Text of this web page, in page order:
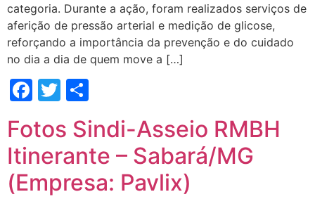
categoria. Durante a ação, foram realizados serviços de
aferição de pressão arterial e medição de glicose,
reforçando a importância da prevenção e do cuidado
no dia a dia de quem move a […]
Facebook
Twitter
Fotos Sindi-Asseio RMBH
Itinerante – Sabará/MG
(Empresa: Pavlix)